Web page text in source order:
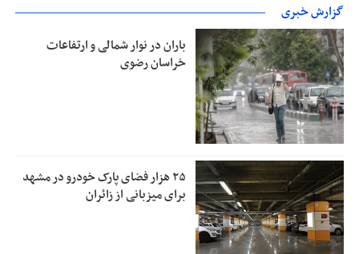
گزارش خبری
باران در نوار شمالی و ارتفاعات
خراسان رضوی
۲۵ هزار فضای پارک خودرو در مشهد
برای میزبانی از زائران